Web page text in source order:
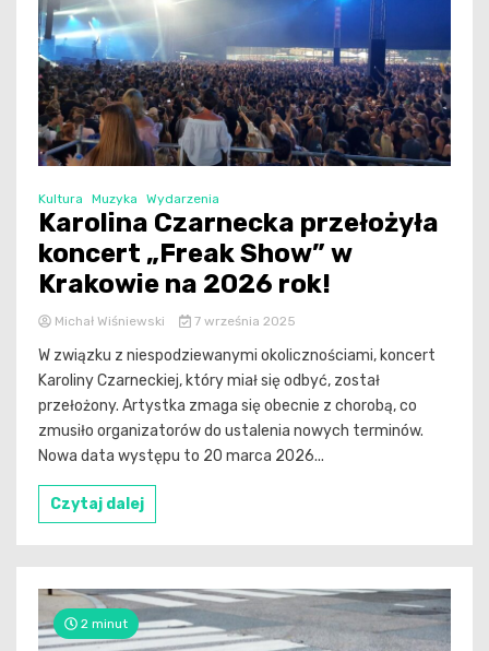
Kultura Muzyka Wydarzenia
Karolina Czarnecka przełożyła
koncert „Freak Show” w
Krakowie na 2026 rok!
Michał Wiśniewski 7 września 2025
W związku z niespodziewanymi okolicznościami, koncert
Karoliny Czarneckiej, który miał się odbyć, został
przełożony. Artystka zmaga się obecnie z chorobą, co
zmusiło organizatorów do ustalenia nowych terminów.
Nowa data występu to 20 marca 2026...
Czytaj dalej
2 minut